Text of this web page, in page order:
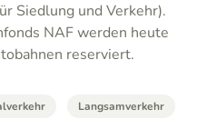
Siedlung und Verkehr).
NAF werden heute
reserviert.
Langsamverkehr